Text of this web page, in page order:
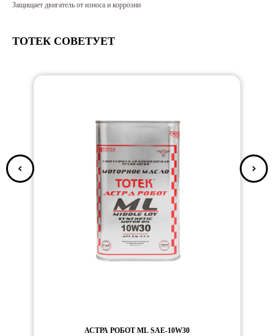
Защищает двигатель от износа и коррозии
ТОТЕК СОВЕТУЕТ
АСТРА РОБОТ ML SAE-10W30